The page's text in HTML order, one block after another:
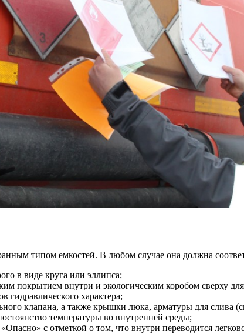
типом емкостей. В любом случае она должна
в виде круга или эллипса;
покрытием внутри и экологическим коробом сверху
гидравлического характера;
клапана, а также крышки люка, арматуры для слива
температуры во внутренней среды;
с отметкой о том, что внутри переводится